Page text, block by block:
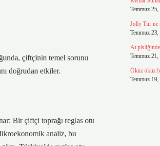
çiftçinin temel sorunu
doğrudan etkiler.
Bir çiftçi toprağı reglas otu
analiz, bu
Temmuz 25,
Jolly Tur ne
Temmuz 23,
At
Temmuz 21,
Öküz öküz
Temmuz 19,